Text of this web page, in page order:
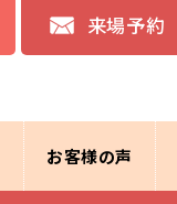
来場予約
お客様の声